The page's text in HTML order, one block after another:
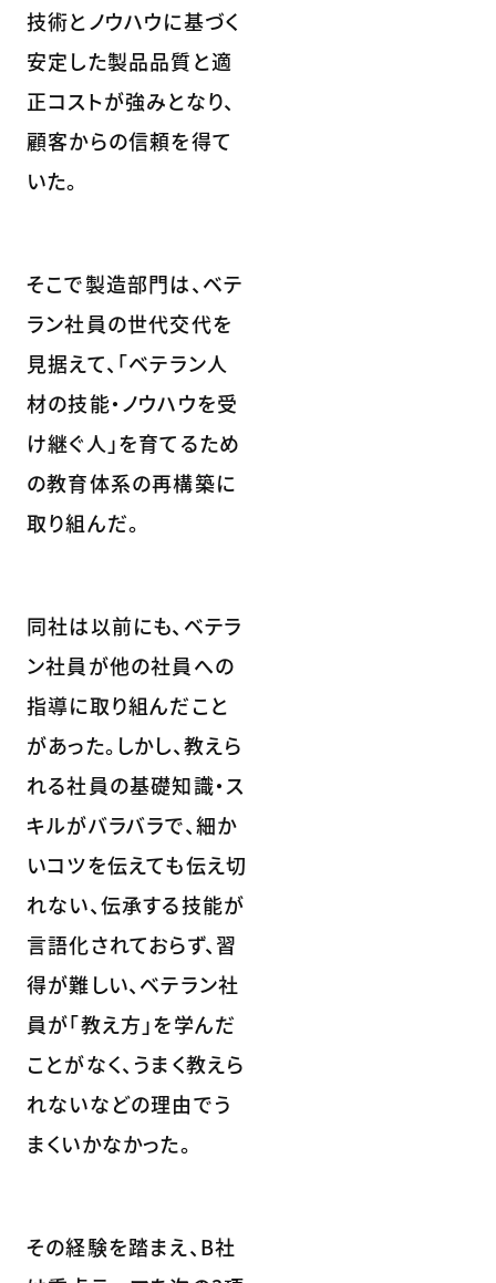
技術とノウハウに基づく
安定した製品品質と適
正コストが強みとなり、
顧客からの信頼を得て
いた。
そこで製造部門は、ベテ
ラン社員の世代交代を
見据えて、「ベテラン人
材の技能・ノウハウを受
け継ぐ人」を育てるため
の教育体系の再構築に
取り組んだ。
同社は以前にも、ベテラ
ン社員が他の社員への
指導に取り組んだこと
があった。しかし、教えら
れる社員の基礎知識・ス
キルがバラバラで、細か
いコツを伝えても伝え切
れない、伝承する技能が
言語化されておらず、習
得が難しい、ベテラン社
員が「教え方」を学んだ
ことがなく、うまく教えら
れないなどの理由でう
まくいかなかった。
その経験を踏まえ、B社